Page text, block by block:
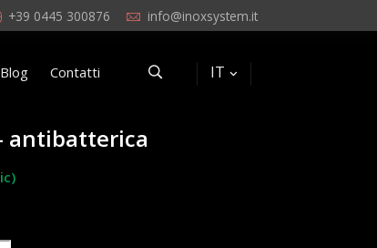
+39 0445 300876 info@inoxsystem.it
Blog Contatti IT
antibatterica